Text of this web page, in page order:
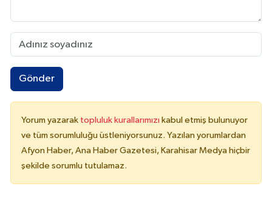
Gönder
Yorum yazarak topluluk kurallarımızı kabul etmiş bulunuyor
ve tüm sorumluluğu üstleniyorsunuz. Yazılan yorumlardan
Afyon Haber, Ana Haber Gazetesi, Karahisar Medya hiçbir
şekilde sorumlu tutulamaz.